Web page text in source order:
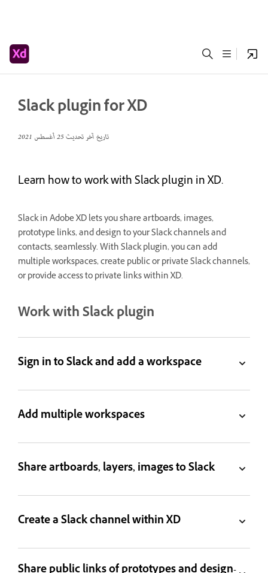
Slack plugin for XD
تاريخ آخر تحديث25 أغسطس 2021
Learn how to work with Slack plugin in XD.
Slack in Adobe XD lets you share artboards, images,
prototype links, and design to your Slack channels and
contacts, seamlessly. With Slack plugin, you can add
multiple workspaces, create public or private Slack channels,
or provide access to private links within XD.
Work with Slack plugin
Sign in to Slack and add a workspace
Add multiple workspaces
Share artboards, layers, images to Slack
Create a Slack channel within XD